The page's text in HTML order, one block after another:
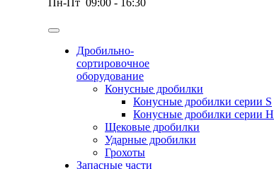
Дробильно-
сортировочное
оборудование
Конусные дробилки
Конусные дробилки серии S
Конусные дробилки серии H
Щековые дробилки
Ударные дробилки
Грохоты
Запасные части